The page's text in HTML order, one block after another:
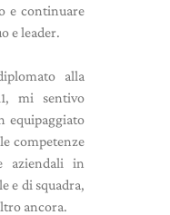
e continuare
e leader.
alla
mi sentivo
equipaggiato
competenze
aziendali in
e di squadra,
ancora.